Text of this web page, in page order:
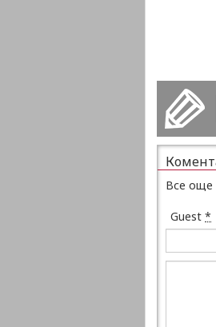
Все още
Guest *